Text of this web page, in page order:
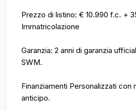
Prezzo di listino: € 10.990 f.c. +
Immatricolazione
Garanzia: 2 anni di garanzia
SWM.
Finanziamenti Personalizzati con
anticipo.